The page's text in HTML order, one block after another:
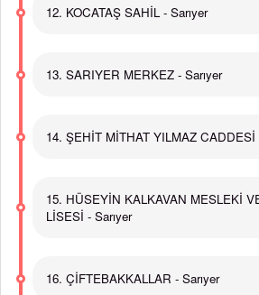
12. KOCATAŞ SAHİL - Sarıyer
13. SARIYER MERKEZ - Sarıyer
14. ŞEHİT MİTHAT YILMAZ CADDESİ
15. HÜSEYİN KALKAVAN MESLEKİ
LİSESİ - Sarıyer
16. ÇİFTEBAKKALLAR - Sarıyer